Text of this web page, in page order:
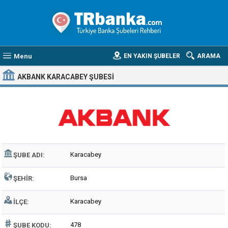
Menu ARAMA
EN YAKIN ŞUBELER
AKBANK KARACABEY ŞUBESI
ŞUBE ADI: Karacabey
ŞEHIR: Bursa
İLÇE: Karacabey
ŞUBE KODU: 478